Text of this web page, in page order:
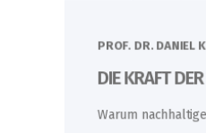
PROF. DR. DANIEL
DIE KRAFT
Warum